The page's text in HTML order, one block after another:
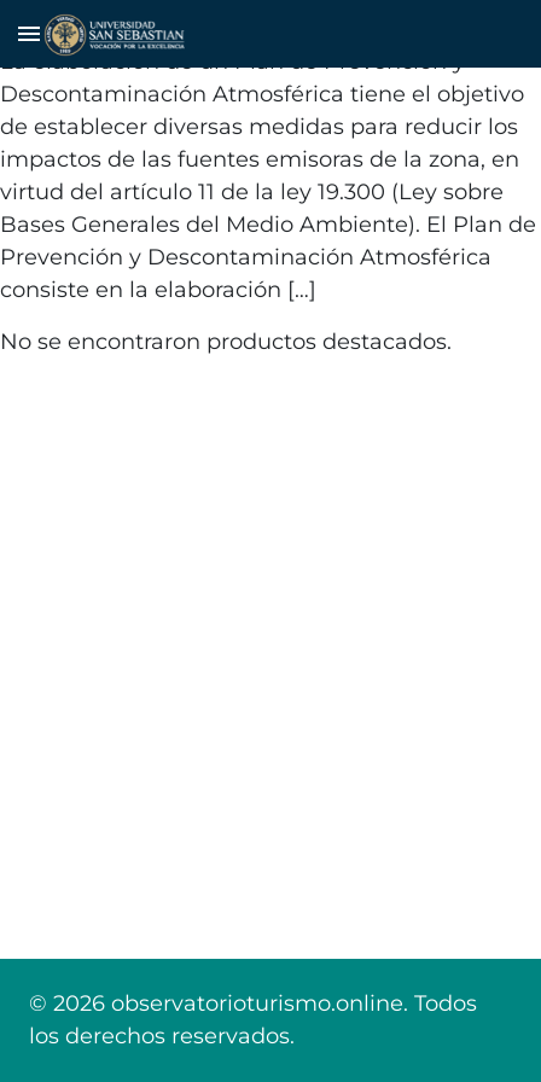
menu
Gestión de riesgos ambientales
La elaboración de un Plan de Prevención y
Descontaminación Atmosférica tiene el objetivo
de establecer diversas medidas para reducir los
impactos de las fuentes emisoras de la zona, en
virtud del artículo 11 de la ley 19.300 (Ley sobre
Bases Generales del Medio Ambiente). El Plan de
Prevención y Descontaminación Atmosférica
consiste en la elaboración […]
No se encontraron productos destacados.
© 2026 observatorioturismo.online. Todos
los derechos reservados.